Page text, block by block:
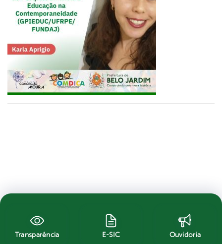
Transparência E-SIC Ouvidoria